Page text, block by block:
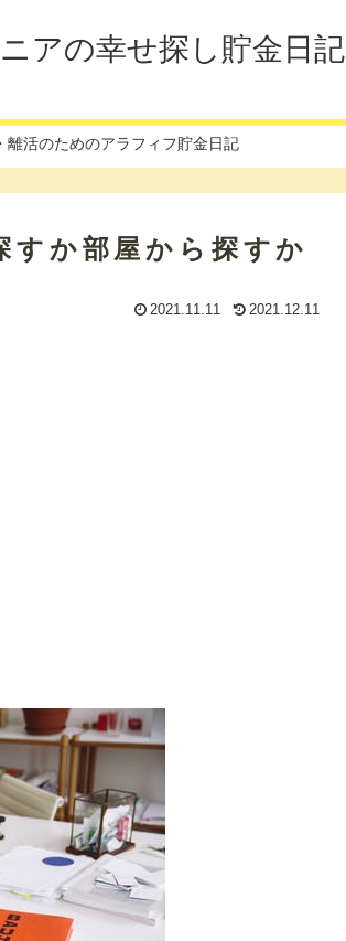
アの幸せ探し貯金日記
離活のためのアラフィフ貯金日記
か部屋から探すか
2021.11.11 2021.12.11